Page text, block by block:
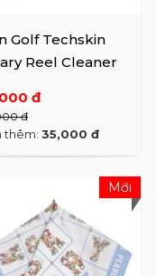
Golf Techskin
Reel Cleaner
đ
đ
thêm: 35,000 đ
Mới